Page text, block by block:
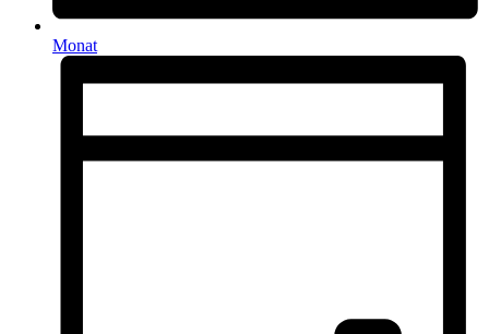
Monat